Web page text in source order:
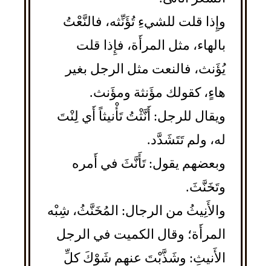
وإِذا قلت للشيءِ تُؤَنِّثه، فالنَّعْتُ
بالهاء، مثل المرأَة، فإِذا قلت
يُؤَنث، فالنعت مثل الرجل بغير
هاءٍ، كقولك مؤَنثة ومؤَنث.
ويقال للرجل: أَنَّثْتُ تَأْنيثاً أَي لِنْتَ
له، ولم تَتَشَدَّد.
وبعضهم يقول: تَأَنَّثَ في أَمره
وتَخَنَّثَ.
والأَنِيثُ من الرجال: المُخَنَّثُ، شِبْه
المرأَة؛ وقال الكميت في الرجل
الأَنيثِ: وشَذَّبْتَ عنهم شَوْكَ كلِّ